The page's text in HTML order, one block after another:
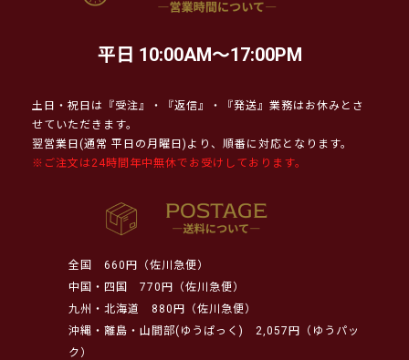
平日 10:00AM～17:00PM
土日・祝日は『受注』・『返信』・『発送』業務はお休みとさ
せていただきます。
翌営業日(通常 平日の月曜日)より、順番に対応となります。
※ご注文は24時間年中無休でお受けしております。
全国
660円（佐川急便）
中国・四国
770円（佐川急便）
九州・北海道
880円（佐川急便）
沖縄・離島・山間部(ゆうぱっく)
2,057円（ゆうパッ
ク）